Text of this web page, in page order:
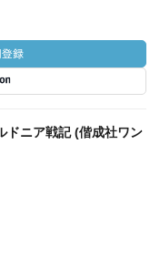
ドニア戦記 (偕成社ワン